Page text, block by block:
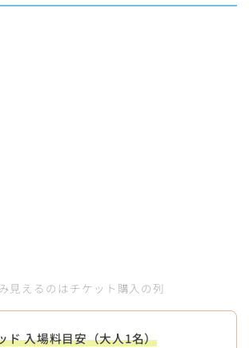
見えるのはチケット購入の列
ド 入場料目安（大人1名）